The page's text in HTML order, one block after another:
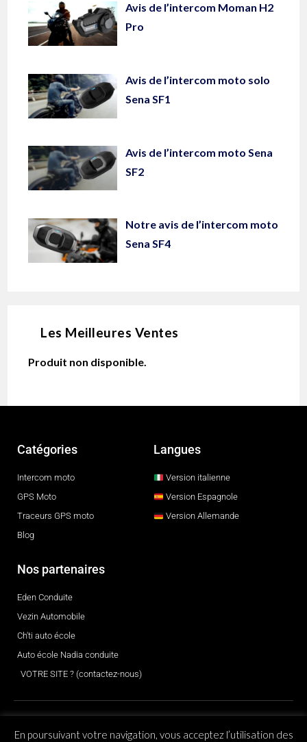
Avis de l’intercom Moman H2
Pro
Avis de l’intercom moto solo
Sena SF1
Avis de l’intercom moto Sena
SF2
Notre avis de l’intercom moto
Sena SF4
Les Meilleures Ventes
Produit non disponible.
Catégories
Intercom moto
GPS Moto
Traceurs GPS moto
Blog
Langues
Version italienne
Version Espagnole
Version Allemande
Nos partenaires
Eden Conduite
Vezin Automobile
Ch'ti auto école
Auto école Nadia conduite
VOTRE SITE ? (contactez-nous)
En poursuivant votre navigation, vous acceptez l’utilisation des